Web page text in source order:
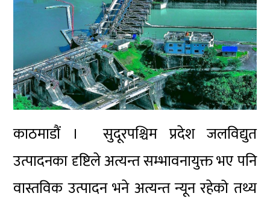
काठमाडौं । सुदूरपश्चिम प्रदेश जलविद्युत
उत्पादनका दृष्टिले अत्यन्त सम्भावनायुक्त भए पनि
वास्तविक उत्पादन भने अत्यन्त न्यून रहेको तथ्य